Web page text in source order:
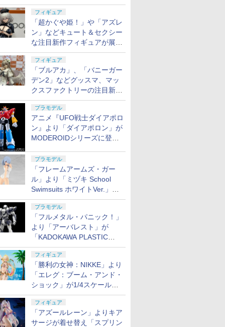
が展示【ホビーメーカー合同
展示会】
フィギュア
「超かぐや姫！」や「アズレ
ン」などキュート＆セクシー
な注目新作フィギュアが展示
【ホビーメーカー合同展示
会】
フィギュア
「ブルアカ」、「バニーガー
デン2」などグッスマ、マッ
クスファクトリーの注目新作
フィギュアが展示【ホビーメ
ーカー合同展示会】
プラモデル
アニメ『UFO戦士ダイアポロ
ン』より「ダイアポロン」が
MODEROIDシリーズに登
プラモデル
「フレームアームズ・ガー
ル」より「ミヅキ School
Swimsuits ホワイトVer.」が8
月10日から予約開始決定！
プラモデル
「フルメタル・パニック！」
より「アーバレスト」が
「KADOKAWA PLASTIC
MODEL SERIES」から1/48
スケールで登場！
フィギュア
「勝利の女神：NIKKE」より
「エレグ：ブーム・アンド・
ショック」が1/4スケールで
フィギュア化！
フィギュア
「アズールレーン」よりキア
サージが着せ替え「スプリン